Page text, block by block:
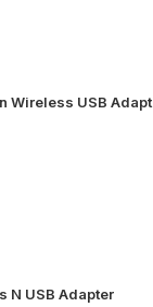
Wireless USB
N USB Adapter